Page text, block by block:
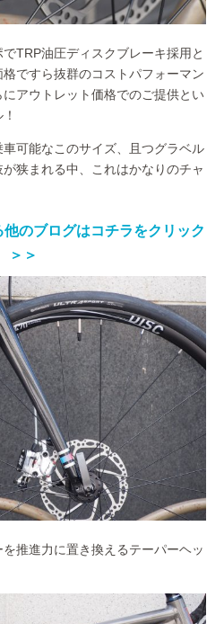
TRP油圧ディスクブレーキ採用と
ですら抜群のコストパフォーマン
アウトレット価格でのご提供とい
可能なこのサイズ、且つグラベル
狭まれる中、これはかなりのチャ
のブログはコチラをクリック
＞＞
推進力に置き換えるテーパーヘッ